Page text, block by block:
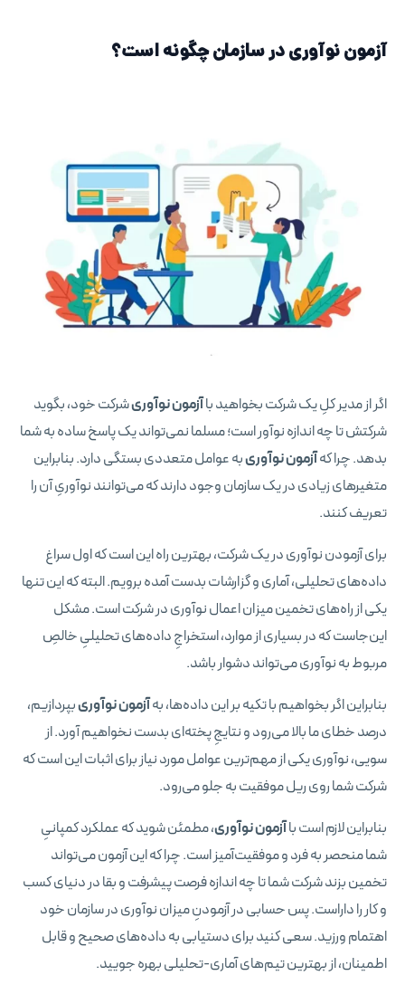
آزمون نوآوری در سازمان چگونه است؟
اگر از مدیر کلِ یک شرکت بخواهید باآزمون نوآوریشرکت خود، بگوید
شرکتش تا چه اندازه نوآور است؛ مسلما نمی‌تواند یک پاسخ ساده به شما
بدهد. چرا کهآزمون نوآوریبه عوامل متعددی بستگی دارد. بنابراین
متغیرهای زیادی در یک سازمان وجود دارند که می‌توانند نوآوریِ آن را
تعریف کنند.
برای آزمودن نوآوری در یک شرکت، بهترین راه این است که اول سراغ
داده‌های تحلیلی، آماری و گزارشات بدست آمده برویم. البته که این تنها
یکی از راه‌های تخمین میزان اعمال نوآوری در شرکت است. مشکل
این‌جاست که در بسیاری از موارد، استخراجِ داده‌های تحلیلیِ خالصِ
مربوط به نوآوری می‌تواند دشوار باشد.
بنابراین اگر بخواهیم با تکیه بر این داده‌ها، بهآزمون نوآوریبپردازیم،
درصد خطای ما بالا می‌رود و نتایجِ پخته‌ای بدست نخواهیم آورد. از
سویی، نوآوری یکی از مهم‌ترین عوامل مورد نیاز برای اثبات این است که
شرکت شما روی ریل موفقیت به جلو می‌رود.
بنابراین لازم است باآزمون نوآوری، مطمئن شوید که عملکرد کمپانیِ
شما منحصر به فرد و موفقیت‌آمیز است. چرا که این آزمون می‌تواند
تخمین بزند شرکت شما تا چه اندازه فرصت پیشرفت و بقا در دنیای کسب
و کار را داراست. پس حسابی در آزمودنِ میزان نوآوری در سازمان خود
اهتمام ورزید. سعی کنید برای دستیابی به داده‌های صحیح و قابل
اطمینان، از بهترین تیم‌های آماری-تحلیلی بهره‌ جویید.